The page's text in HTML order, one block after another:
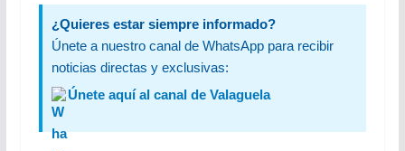
¿Quieres estar siempre informado?
Únete a nuestro canal de WhatsApp para recibir
noticias directas y exclusivas:
Únete aquí al canal de Valaguela